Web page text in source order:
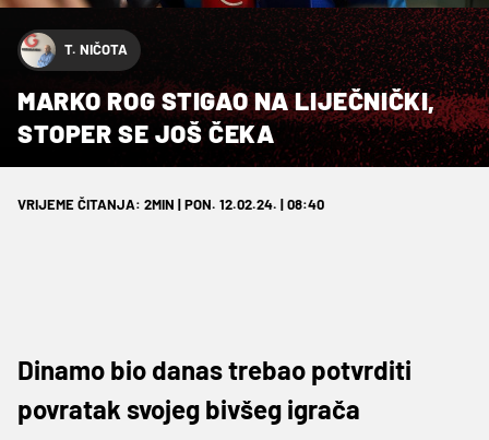
T. NIČOTA
MARKO ROG STIGAO NA LIJEČNIČKI,
STOPER SE JOŠ ČEKA
VRIJEME ČITANJA: 2MIN | PON. 12.02.24. | 08:40
Dinamo bio danas trebao potvrditi
povratak svojeg bivšeg igrača